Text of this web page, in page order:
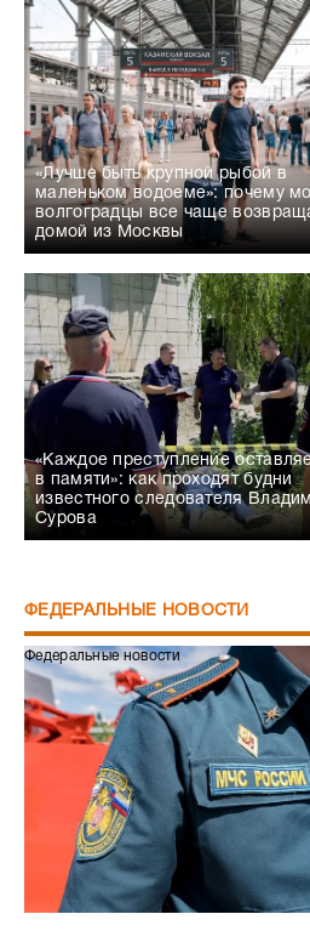
«Лучше быть крупной рыбой в
маленьком водоеме»: почему
волгоградцы все чаще
домой из Москвы
«Каждое преступление
в памяти»: как проходят будни
известного следователя
Сурова
ФЕДЕРАЛЬНЫЕ НОВОСТИ
Федеральные новости